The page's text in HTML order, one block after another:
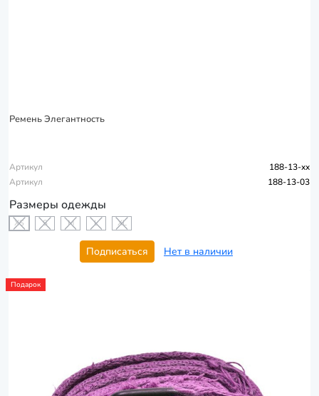
Ремень Элегантность
Артикул
188-13-xx
Артикул
188-13-03
Размеры одежды
XS S M L XL
Подписаться Нет в наличии
Подарок